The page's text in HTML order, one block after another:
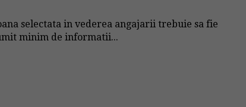
selectata in vederea angajarii trebuie sa fie
minim de informatii...